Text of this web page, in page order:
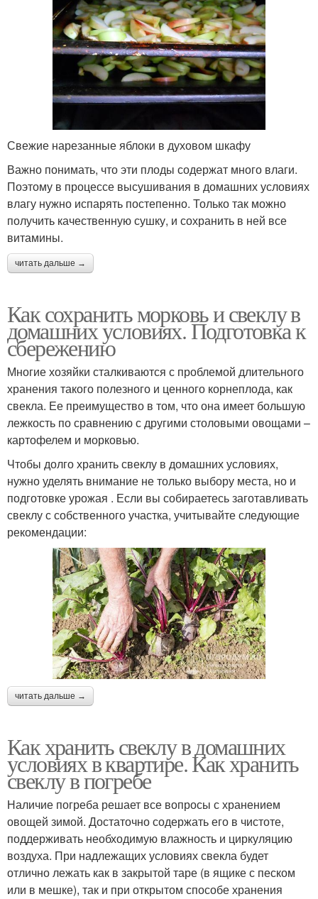
Свежие нарезанные яблоки в духовом шкафу
Важно понимать, что эти плоды содержат много влаги.
Поэтому в процессе высушивания в домашних условиях
влагу нужно испарять постепенно. Только так можно
получить качественную сушку, и сохранить в ней все
витамины.
читать дальше →
Как сохранить морковь и свеклу в
домашних условиях. Подготовка к
сбережению
Многие хозяйки сталкиваются с проблемой длительного
хранения такого полезного и ценного корнеплода, как
свекла. Ее преимущество в том, что она имеет большую
лежкость по сравнению с другими столовыми овощами –
картофелем и морковью.
Чтобы долго хранить свеклу в домашних условиях,
нужно уделять внимание не только выбору места, но и
подготовке урожая . Если вы собираетесь заготавливать
свеклу с собственного участка, учитывайте следующие
рекомендации:
читать дальше →
Как хранить свеклу в домашних
условиях в квартире. Как хранить
свеклу в погребе
Наличие погреба решает все вопросы с хранением
овощей зимой. Достаточно содержать его в чистоте,
поддерживать необходимую влажность и циркуляцию
воздуха. При надлежащих условиях свекла будет
отлично лежать как в закрытой таре (в ящике с песком
или в мешке), так и при открытом способе хранения